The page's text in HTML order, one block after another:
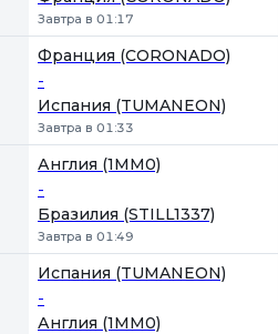
Завтра в 01:17
Франция (CORONADO)
-
Испания (TUMANEON)
Завтра в 01:33
Англия (1MM0)
-
Бразилия (STILL1337)
Завтра в 01:49
Испания (TUMANEON)
-
Англия (1MM0)